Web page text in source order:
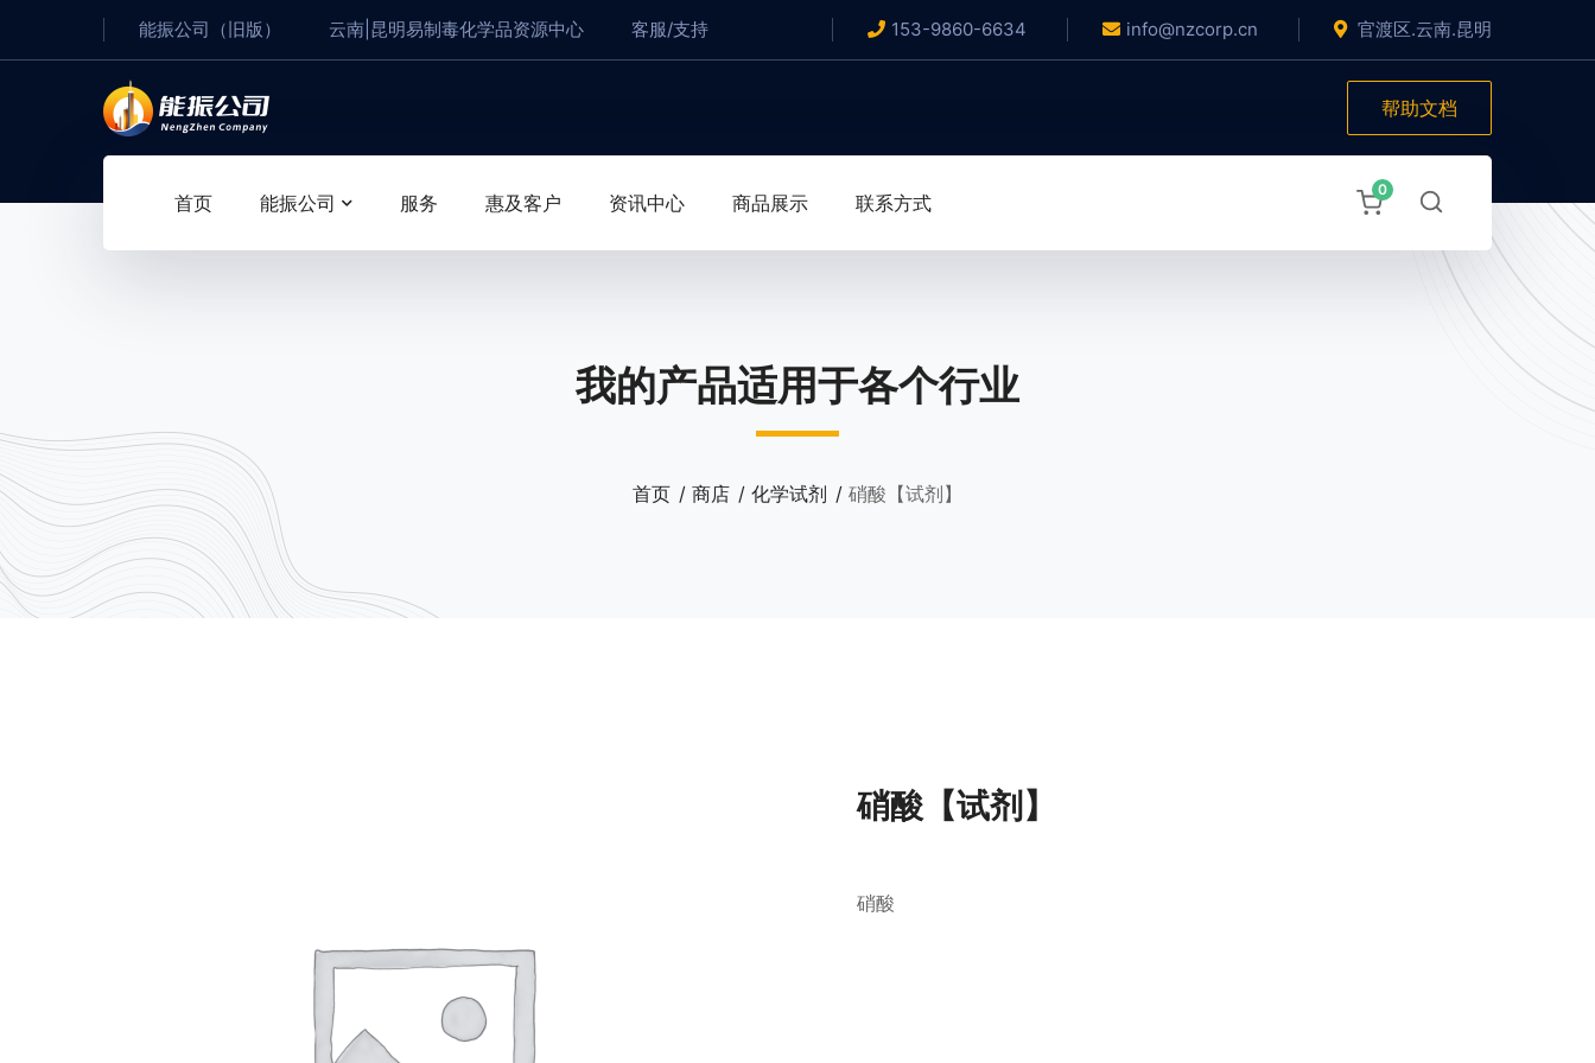
能振公司（旧版） 云南|昆明易制毒化学品资源中心 客服/支持 153-9860-6634 info@nzcorp.cn 官渡区.云南.昆明
帮助文档
首页 能振公司 服务 惠及客户 资讯中心 商品展示 联系方式
0
我的产品适用于各个行业
首页 商店 化学试剂 硝酸【试剂】
硝酸【试剂】
硝酸